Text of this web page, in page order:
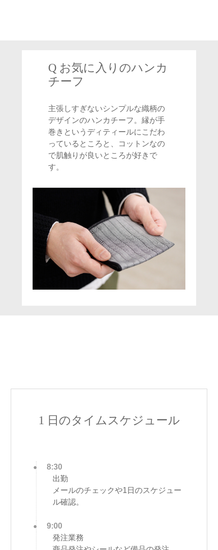
Q お気に入りのハンカ
チーフ
主張しすぎないシンプルな織柄の
デザインのハンカチーフ。縁が手
巻きというディティールにこだわ
っているところと、コットンなの
で肌触りが良いところが好きで
す。
1 日のタイムスケジュール
8:30
出勤
メールのチェックや1日のスケジュー
ル確認。
9:00
発注業務